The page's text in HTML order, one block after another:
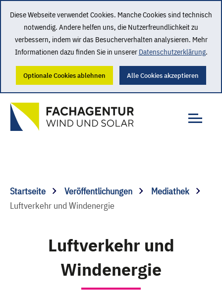
Diese Webseite verwendet Cookies. Manche Cookies sind technisch
notwendig. Andere helfen uns, die Nutzerfreundlichkeit zu
verbessern, indem wir das Besucherverhalten analysieren. Mehr
Informationen dazu finden Sie in unserer Datenschutzerklärung.
Optionale Cookies ablehnen Alle Cookies akzeptieren
Startseite Veröffentlichungen
Mediathek
Luftverkehr und Windenergie
Luftverkehr und
Windenergie